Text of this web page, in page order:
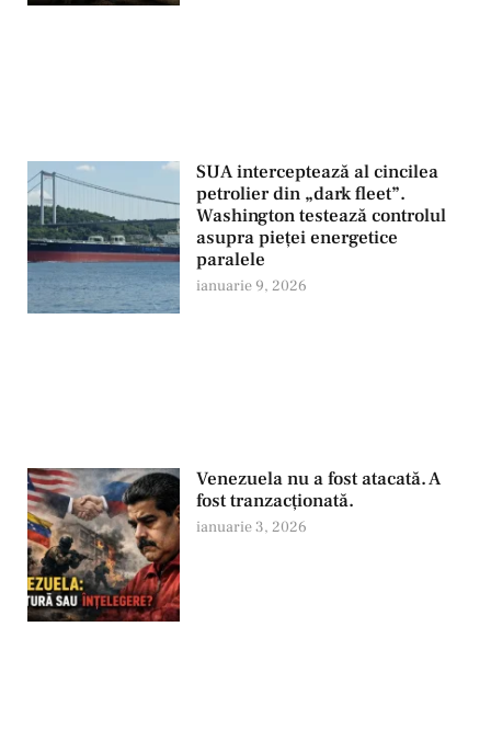
SUA interceptează al cincilea
petrolier din „dark fleet”.
Washington testează controlul
asupra pieței energetice
paralele
ianuarie 9, 2026
Venezuela nu a fost atacată. A
fost tranzacționată.
ianuarie 3, 2026